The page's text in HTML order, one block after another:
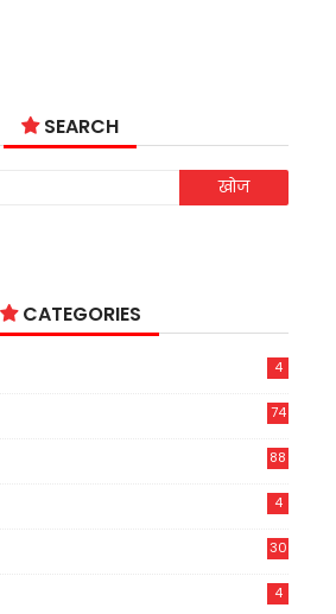
SEARCH
CATEGORIES
4
74
88
4
30
4